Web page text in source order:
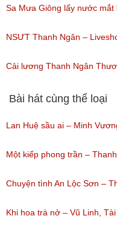
(Lượt nghe: 111)
Ngọc, Ngân Quỳnh
(Lượt nghe: 109)
Sa Mưa Giông lấy nước
Thanh Ngọc | Cặp Đôi Vàng
(Lượt nghe: 198)
NSƯT Thanh Ngân –
bắt đầu một dòng sông 08/
(Lượt nghe: 143)
Cải lương Thanh Ngân
nghe: 48)
Bài hát cùng thể loại
Lan Huệ sầu ai – Minh
Huệ
(Lượt nghe: 2,626)
Một kiếp phong trần –
nghe: 924)
Chuyện tình An Lộc Sơn –
Giàu
Khi hoa trà nở – Vũ Linh,